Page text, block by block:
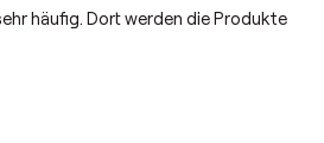
häufig. Dort werden die Produkte